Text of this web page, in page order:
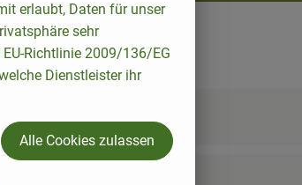
erlaubt, Daten für unser
sehr
Richtlinie 2009/136/EG
Dienstleister ihr
Alle Cookies zulassen